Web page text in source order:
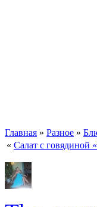
Главная » Разное »
« Салат с говядиной